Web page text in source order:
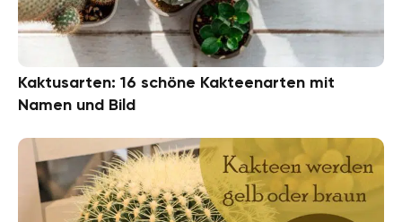
Kaktusarten: 16 schöne Kakteenarten mit
Namen und Bild